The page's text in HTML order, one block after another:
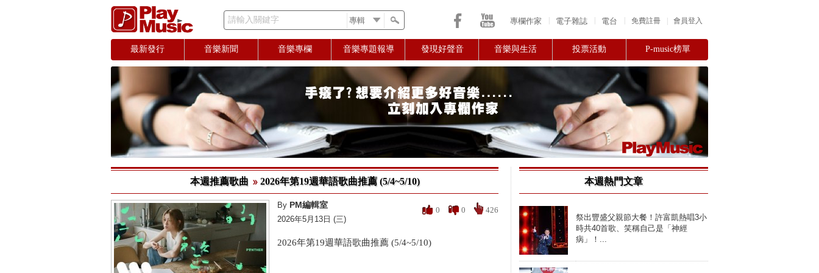
請輸入關鍵字 會員登入
免費註冊
專欄作家 電子雜誌 電台
最新發行 音樂新聞 音樂專欄 音樂專題報導 發現好聲音 音樂與生活 投票活動 P-music榜單
本週推薦歌曲 2026年第19週華語歌曲推薦 (5/4~5/10)
0 0 426
By PM編輯室
2026年5月13日 (三)
2026年第19週華語歌曲推薦 (5/4~5/10)
本週熱門文章
祭出豐盛父親節大餐！許富凱熱唱3小
時共40首歌、笑稱自己是「神經
病」！...